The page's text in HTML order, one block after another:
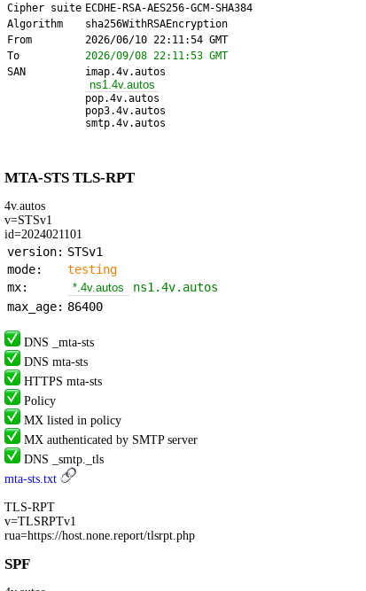
Cipher suite ECDHE-RSA-AES256-GCM-SHA384
Algorithm
sha256WithRSAEncryption
From
2026/06/10 22:11:54 GMT
To
2026/09/08 22:11:53 GMT
SAN
imap.4v.autos
ns1.4v.autos
pop.4v.autos
pop3.4v.autos
smtp.4v.autos
MTA-STS TLS-RPT
4v.autos
v=STSv1
id=2024021101
version: STSv1
mode:
testing
mx:
*.4v.autos
ns1.4v.autos
max_age: 86400
DNS _mta-sts
DNS mta-sts
HTTPS mta-sts
Policy
MX listed in policy
MX authenticated by SMTP server
DNS _smtp._tls
mta-sts.txt
TLS-RPT
v=TLSRPTv1
rua=https://host.none.report/tlsrpt.php
SPF